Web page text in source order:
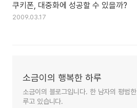
쿠키폰, 대중화에 성공할 수 있을까?
2009.03.17
소금이의 행복한 하루
소금이의 블로그입니다. 한 남자의 평범
루고 있습니다.